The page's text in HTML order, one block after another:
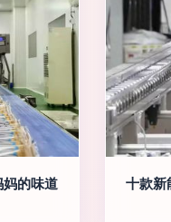
的味道 十款新